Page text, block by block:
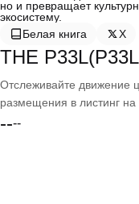
но и превращает
экосистему.
Белая книга
X
THE
Отслеживайте движение
размещения в листинг на
----